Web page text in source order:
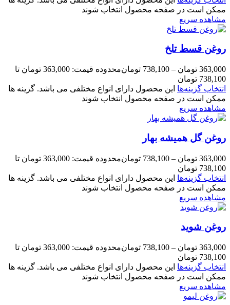
ممکن است در صفحه محصول انتخاب شوند
مشاهده سریع
روغن قسط تلخ
363,000 تومان –
738,100 تومان
محدوده قیمت: 363,000 تومان تا
738,100 تومان
انتخاب گزینه‌ها این محصول دارای انواع مختلفی می باشد. گزینه ها
ممکن است در صفحه محصول انتخاب شوند
مشاهده سریع
روغن گل همیشه بهار
363,000 تومان –
738,100 تومان
محدوده قیمت: 363,000 تومان تا
738,100 تومان
انتخاب گزینه‌ها این محصول دارای انواع مختلفی می باشد. گزینه ها
ممکن است در صفحه محصول انتخاب شوند
مشاهده سریع
روغن شوید
363,000 تومان –
738,100 تومان
محدوده قیمت: 363,000 تومان تا
738,100 تومان
انتخاب گزینه‌ها این محصول دارای انواع مختلفی می باشد. گزینه ها
ممکن است در صفحه محصول انتخاب شوند
مشاهده سریع